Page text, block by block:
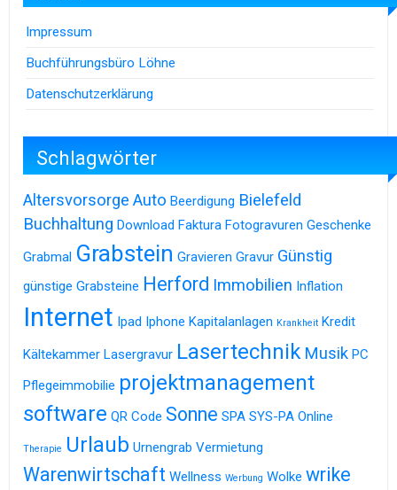
Impressum
Buchführungsbüro Löhne
Datenschutzerklärung
Schlagwörter
Altersvorsorge Auto Beerdigung Bielefeld
Buchhaltung Download Faktura Fotogravuren Geschenke
Grabmal Grabstein Gravieren Gravur Günstig
günstige Grabsteine Herford Immobilien Inflation
Internet Ipad Iphone Kapitalanlagen Krankheit Kredit
Kältekammer Lasergravur Lasertechnik Musik PC
Pflegeimmobilie projektmanagement
software QR Code Sonne SPA SYS-PA Online
Therapie Urlaub Urnengrab Vermietung
Warenwirtschaft Wellness Werbung Wolke wrike